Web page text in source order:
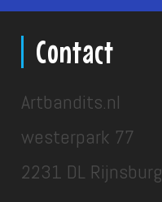
Contact
Artbandits.nl
westerpark 77
2231 DL Rijnsburg